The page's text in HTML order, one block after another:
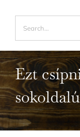
Kertészkedj okosan
Kertvédelem
Veteményes kert
Kertésznaptár
Ezt